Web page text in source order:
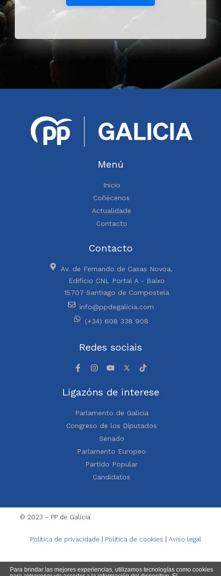
Menú
Inicio
Coñécenos
Actualidade
Contacto
Contacto
Av. de Fernando de Casas Novoa,
Edificio CNL Portal A - Baixo
15707 Santiago de Compostela
info@ppdegalicia.com
(+34) 608 338 908
Redes sociais
Ligazóns de interese
Parlamento de Galicia
Congreso de los Diputados
Senado
Parlamento Europeo
Partido Popular
Candidatos
© 2023 – PP de Galicia
Política de privacidade Política de cookies Aviso legal
Para brindar las mejores experiencias, utilizamos tecnologías como cookies